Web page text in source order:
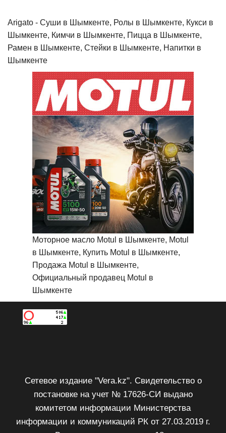
Arigato - Cуши в Шымкенте, Ролы в Шымкенте, Кукси в
Шымкенте, Кимчи в Шымкенте, Пицца в Шымкенте,
Рамен в Шымкенте, Стейки в Шымкенте, Напитки в
Шымкенте
Моторное масло Motul в Шымкенте, Motul
в Шымкенте, Купить Motul в Шымкенте,
Продажа Motul в Шымкенте,
Официальный продавец Motul в
Шымкенте
Сетевое издание "Vera.kz". Свидетельство о
постановке на учет № 17626-СИ выдано
комитетом информации Министерства
информации и коммуникаций РК от 27.03.2019 г.